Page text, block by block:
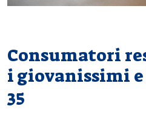
Consumatori
i giovanissimi
35